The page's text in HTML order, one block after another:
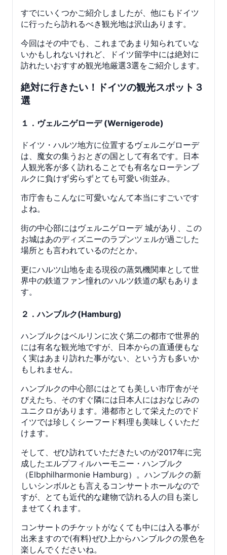
すでにいくつかご紹介しましたが、他にもドイツ
に行ったら訪れるべき観光地は沢山あります。
今回はその中でも、これまであまり知られていな
いかもしれないけれど、ドイツ留学中には絶対に
訪れたいおすすめ観光地厳選3選をご紹介します。
絶対に行きたい！ドイツの観光スポット３
選
１．ヴェルニゲローデ (Wernigerode)
ドイツ・ハルツ地方に位置するヴェルニゲローデ
は、魔女の集うおとぎの国として有名です。日本
人観光客が多く訪れることでも有名なローテンブ
ルクに負けず劣らずとても可愛い街並み。
市庁舎もこんなに可愛いなんて本当にすごいです
よね。
街の中心部にはヴェルニゲローデ 城があり、この
お城はあのディズニーのラプンツェルが過ごした
場所とも言われているのだとか。
更にハルツ山地を走る現役の蒸気機関車として世
界中の鉄道ファン憧れのハルツ鉄道の駅もありま
す。
２．ハンブルク(Hamburg)
ハンブルクはベルリンに次ぐ第二の都市で世界的
には有名な観光地ですが、日本からの直通便もな
く実はあまり訪れた事がない、という方も多いか
もしれません。
ハンブルクの中心部にはとても美しい市庁舎がそ
びえたち、そのすぐ隣には日本人にはおなじみの
ユニクロがあります。港都市として栄えたのでド
イツでは珍しくシーフード料理も美味しくいただ
けます。
そして、ぜひ訪れていただきたいのが2017年に完
成したエルプフィルハーモニー・ハンブルク
（Elbphilharmonie Hamburg）。ハンブルクの新
しいシンボルとも言えるコンサートホールなので
すが、とても近代的な建物で訪れる人の目も楽し
ませてくれます。
コンサートのチケットがなくても中には入る事が
出来ますので(有料)ぜひ上からハンブルクの景色を
楽しんでくださいね。